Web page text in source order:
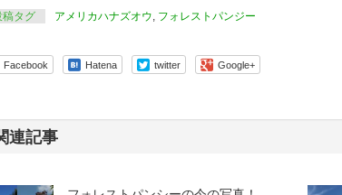
稿タグ アメリカハナズオウ, フォレストパンジー
Facebook Hatena twitter Google+
連記事